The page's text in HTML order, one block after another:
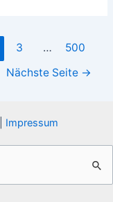
3 …
500
Nächste Seite →
Impressum